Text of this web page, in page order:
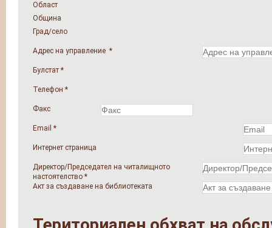
Област
Община
Град/село
Адрес на управление *
Булстат *
Телефон *
Факс
Email *
Интернет страница
Директор/Председател на читалищното
настоятелство *
Акт за създаване на библиотеката